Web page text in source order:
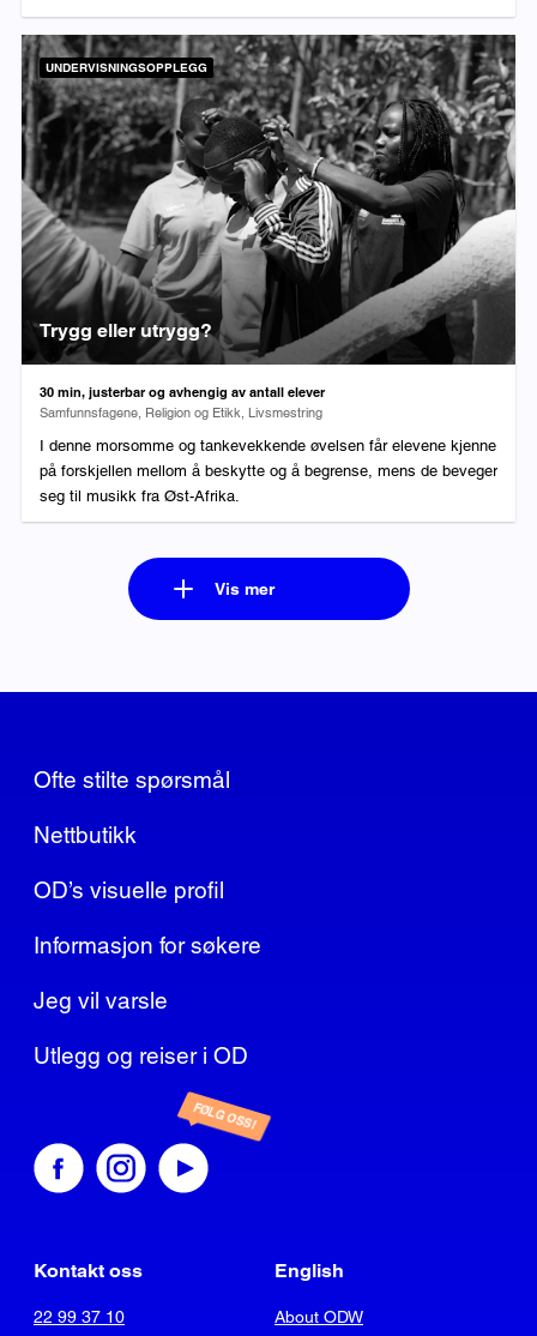
UNDERVISNINGSOPPLEGG
Trygg eller utrygg?
Varighet:
30 min, justerbar og avhengig av antall elever
Fag:
Samfunnsfagene, Religion og Etikk, Livsmestring
I denne morsomme og tankevekkende øvelsen får elevene kjenne
på forskjellen mellom å beskytte og å begrense, mens de beveger
seg til musikk fra Øst-Afrika.
Vis mer
Ofte stilte spørsmål
Nettbutikk
OD’s visuelle profil
Informasjon for søkere
Jeg vil varsle
Utlegg og reiser i OD
FØLG OSS!
Kontakt oss
22 99 37 10
English
About ODW